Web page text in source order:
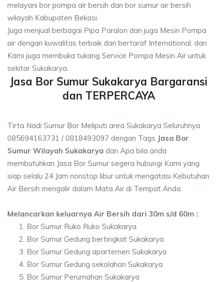
melayani bor pompa air bersih dan bor sumur air bersih
wilayah Kabupaten Bekasi.
Juga menjual berbagai Pipa Paralon dan juga Mesin Pompa
air dengan kuwalitas terbaik dan bertaraf International, dan
Kami juga membuka tukang Service Pompa Mesin Air untuk
sekitar Sukakarya.
Jasa Bor Sumur Sukakarya Bargaransi
dan TERPERCAYA
Tirta Nadi Sumur Bor Meliputi area Sukakarya Seluruhnya
085694163731 / 0818493097 dengan Tags Jasa Bor
Sumur Wilayah Sukakarya dan Apa bila anda
membutuhkan Jasa Bor Sumur segera hubungi Kami yang
siap selalu 24 Jam nonstop libur untuk mengatasi Kebutuhan
Air Bersih mengalir dalam Mata Air di Tempat Anda.
Melancarkan keluarnya Air Bersih dari 30m s/d 60m :
Bor Sumur Ruko Ruko Sukakarya
Bor Sumur Gedung bertingkat Sukakarya
Bor Sumur Gedung apartemen Sukakarya
Bor Sumur Gedung sekolahan Sukakarya
Bor Sumur Perumahan Sukakarya